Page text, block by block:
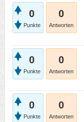
0
Punkte
0
Antworten
0
Punkte
0
Antworten
0
Punkte
0
Antworten